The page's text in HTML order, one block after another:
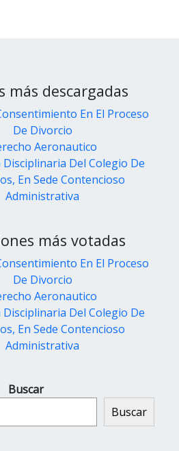
más descargadas
En El Proceso
De Divorcio
Aeronautico
Del Colegio De
En Sede Contencioso
Administrativa
más votadas
En El Proceso
De Divorcio
Aeronautico
Del Colegio De
En Sede Contencioso
Administrativa
Buscar
Buscar